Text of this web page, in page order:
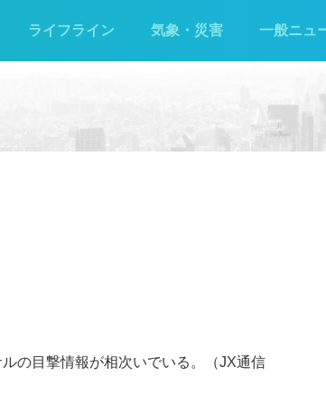
ライフライン 気象・災害 一般ニュ
の目撃情報が相次いでいる。（JX通信